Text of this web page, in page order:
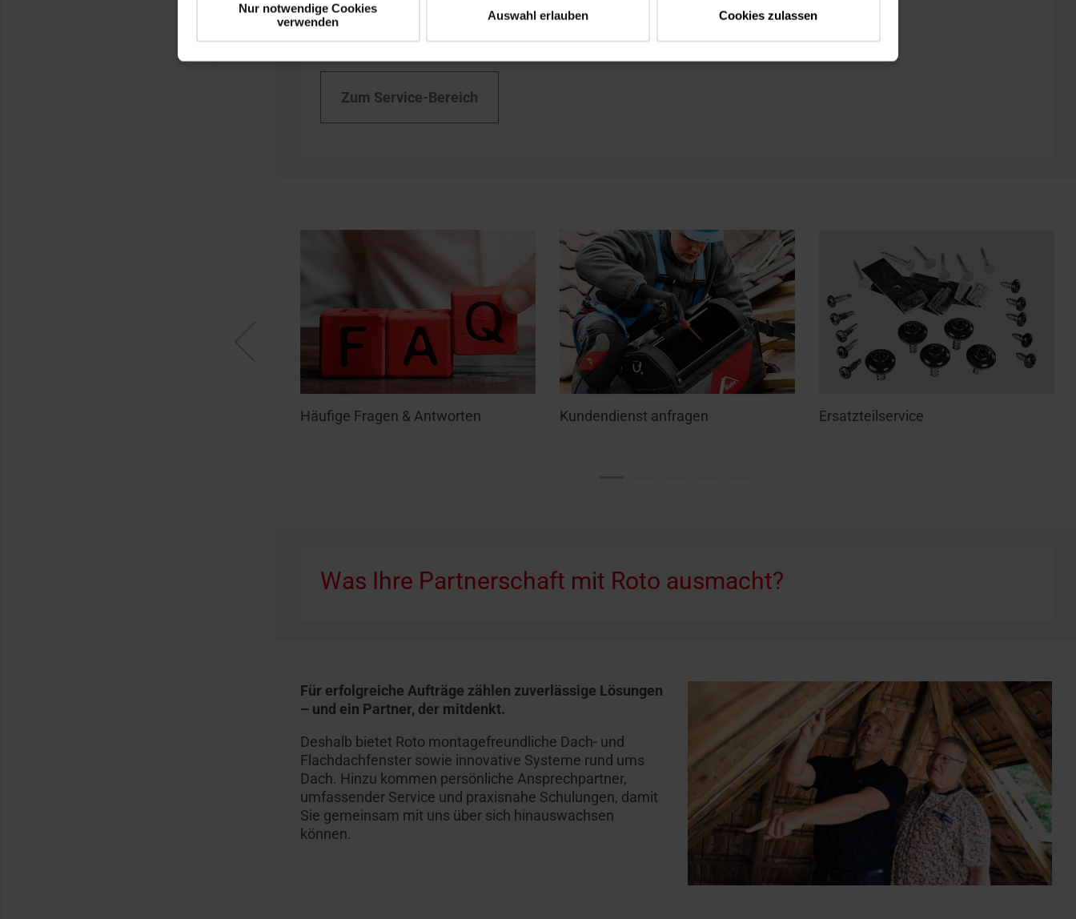
Nur notwendige Cookies
verwenden
Auswahl erlauben Cookies zulassen
Service-Bereich
Kundendienst, Ersatzteil-Service, Fördermittelauskunft & mehr.
Zum Service-Bereich
Häufige Fragen & Antworten Kundendienst anfragen Ersatzteilservice
Was Ihre Partnerschaft mit Roto ausmacht?
Für erfolgreiche Aufträge zählen zuverlässige Lösungen
– und ein Partner, der mitdenkt.
Deshalb bietet Roto montagefreundliche Dach- und
Flachdachfenster sowie innovative Systeme rund ums
Dach. Hinzu kommen persönliche Ansprechpartner,
umfassender Service und praxisnahe Schulungen, damit
Sie gemeinsam mit uns über sich hinauswachsen
können.